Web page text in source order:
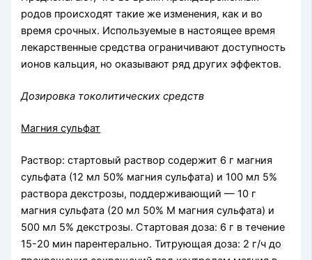
родов происходят такие же изменения, как и во
время срочных. Используемые в настоящее время
лекарственные средства ограничивают доступность
ионов кальция, но оказывают ряд других эффектов.
Дозировка токолитических средств
Магния сульфат
Раствор: стартовый раствор содержит 6 г магния
сульфата (12 мл 50% магния сульфата) и 100 мл 5%
раствора декстрозы, поддерживающий — 10 г
магния сульфата (20 мл 50% M магния сульфата) и
500 мл 5% декстрозы. Стартовая доза: 6 г в течение
15-20 мин парентерально. Титрующая доза: 2 г/ч до